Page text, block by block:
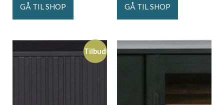
GÅ TIL SHOP GÅ TIL SHOP
Tilbud